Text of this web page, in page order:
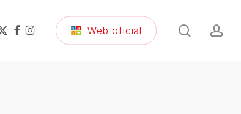
facebook
instagram Web oficial search